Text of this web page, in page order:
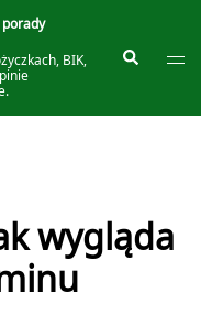
porady
BIK,
Szukaj
wygląda